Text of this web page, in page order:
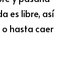
es libre, así
hasta caer